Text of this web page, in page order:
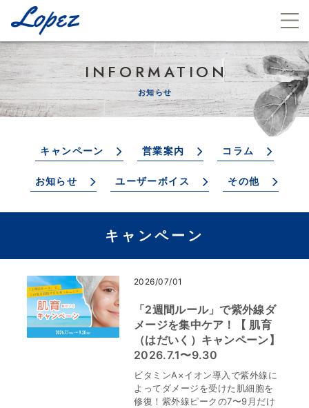
INFORMATION
お知らせ
キャンペーン 営業案内 コラム
お知らせ ユーザーボイス その他
キャンペーン
2026/07/01
「2週間ルール」で紫外線ダ
メージを集中ケア！【 肌育
（はだいく）キャンペーン】
2026.7.1〜9.30
ビタミンA×イオン導入で紫外線に
よってダメージを受けた肌細胞を
修復！紫外線ピークの7〜9月だけ